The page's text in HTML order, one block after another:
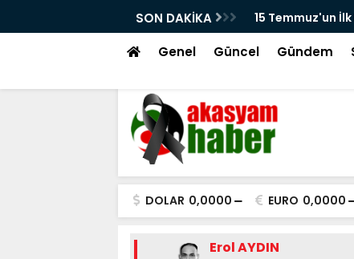
SON DAKİKA
15 Temmuz'un İlk Dakikalarından
Ortaya Çıktı! Ferhat Çakır'ın Meydandaki
Genel Güncel Gündem
DOLAR 0,0000 EURO 0,0000
Erol AYDIN